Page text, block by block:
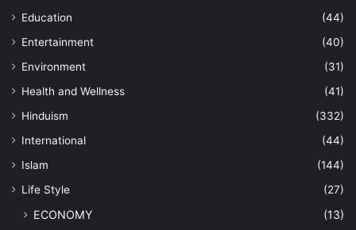
Education
(44)
Entertainment
(40)
Environment
(31)
Health and Wellness
(41)
Hinduism
(332)
International
(44)
Islam
(144)
Life Style
(27)
ECONOMY (13)